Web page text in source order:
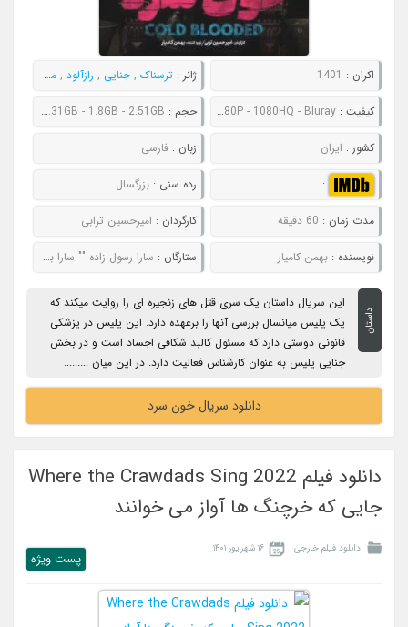
اکران : 1401 ژانر : ترسناک ,جنایی , رازآلود , معمایی
کیفیت :480P - 720P - 1080P - 1080HQ - Bluray حجم : 485MB - 685MB - 1.31GB - 1.8GB - 2.51GB
کشور : ایران زبان : فارسی
: رده سنی : بزرگسال
مدت زمان : 60 دقیقه کارگردان : امیرحسین ترابی
نویسنده :بهمن کامیار ستارگان : سارا رسول زاده "" سارا بهرامی "" لیندا کیانی "" پریوش نظریه
داستان
این سریال داستان یک سری قتل های زنجیره ای را روایت میکند که
یک پلیس میانسال بررسی آنها را برعهده دارد. این پلیس در پزشکی
قانونی دوستی دارد که مسئول کالبد شکافی اجساد است و در بخش
جنایی پلیس به عنوان کارشناس فعالیت دارد. در این میان .........
دانلود سریال خون سرد
دانلود فیلم Where the Crawdads Sing 2022
جایی که خرچنگ ها آواز می خوانند
دانلود فیلم خارجی ۱۶ شهریور ۱۴۰۱
پست ويژه